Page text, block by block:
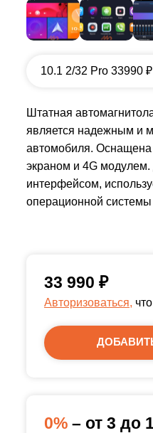
10.1 2/32 Pro 33990 ₽
Штатная
является надежным и
автомобиля.
экраном и 4G модулем.
интерфейсом,
операционной
33 990 ₽
Авторизоваться,
0% – от 3 до